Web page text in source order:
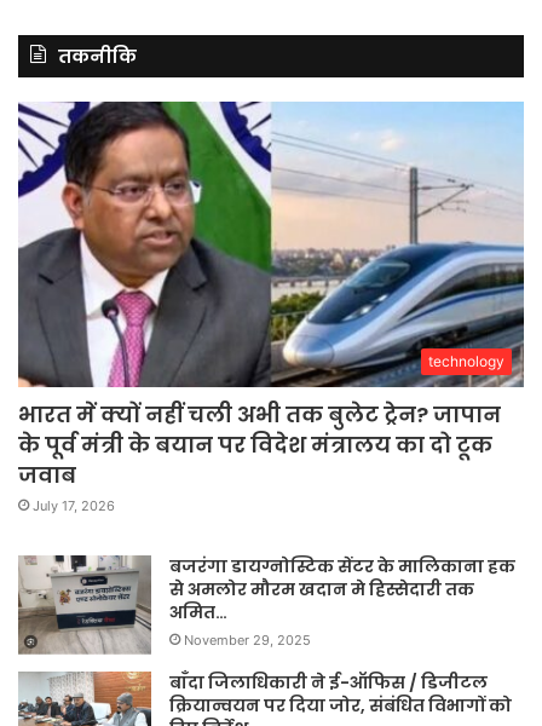
तकनीकि
technology
भारत में क्यों नहीं चली अभी तक बुलेट ट्रेन? जापान
के पूर्व मंत्री के बयान पर विदेश मंत्रालय का दो टूक
जवाब
July 17, 2026
बजरंगा डायग्नोस्टिक सेंटर के मालिकाना हक
से अमलोर मौरम खदान मे हिस्सेदारी तक
अमित…
November 29, 2025
बाँदा जिलाधिकारी ने ई-ऑफिस / डिजीटल
क्रियान्वयन पर दिया जोर, संबंधित विभागों को